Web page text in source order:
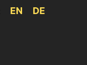
EN
DE